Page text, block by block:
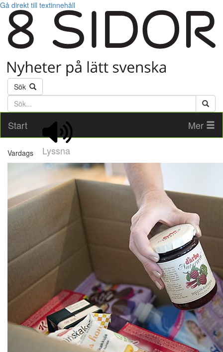
Gå direkt till textinnehåll
Sök
Söktext
Start
Lyssna
Mer
Vardags